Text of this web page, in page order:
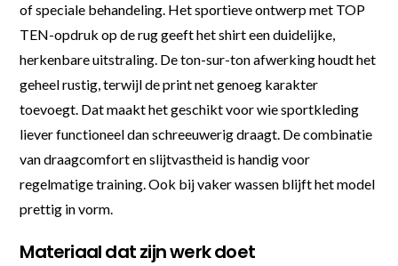
of speciale behandeling. Het sportieve ontwerp met TOP
TEN-opdruk op de rug geeft het shirt een duidelijke,
herkenbare uitstraling. De ton-sur-ton afwerking houdt het
geheel rustig, terwijl de print net genoeg karakter
toevoegt. Dat maakt het geschikt voor wie sportkleding
liever functioneel dan schreeuwerig draagt. De combinatie
van draagcomfort en slijtvastheid is handig voor
regelmatige training. Ook bij vaker wassen blijft het model
prettig in vorm.
Materiaal dat zijn werk doet